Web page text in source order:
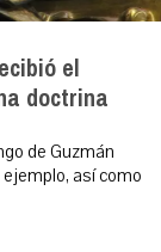
el
doctrina
de Guzmán
así como